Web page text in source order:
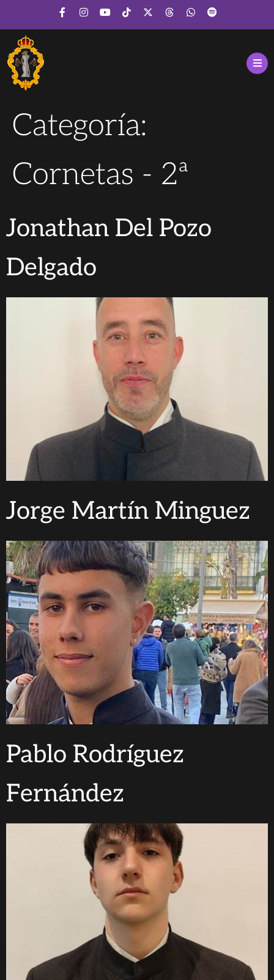
Categoría:
Cornetas - 2ª
Jonathan Del Pozo
Delgado
Jorge Martín Minguez
Pablo Rodríguez
Fernández